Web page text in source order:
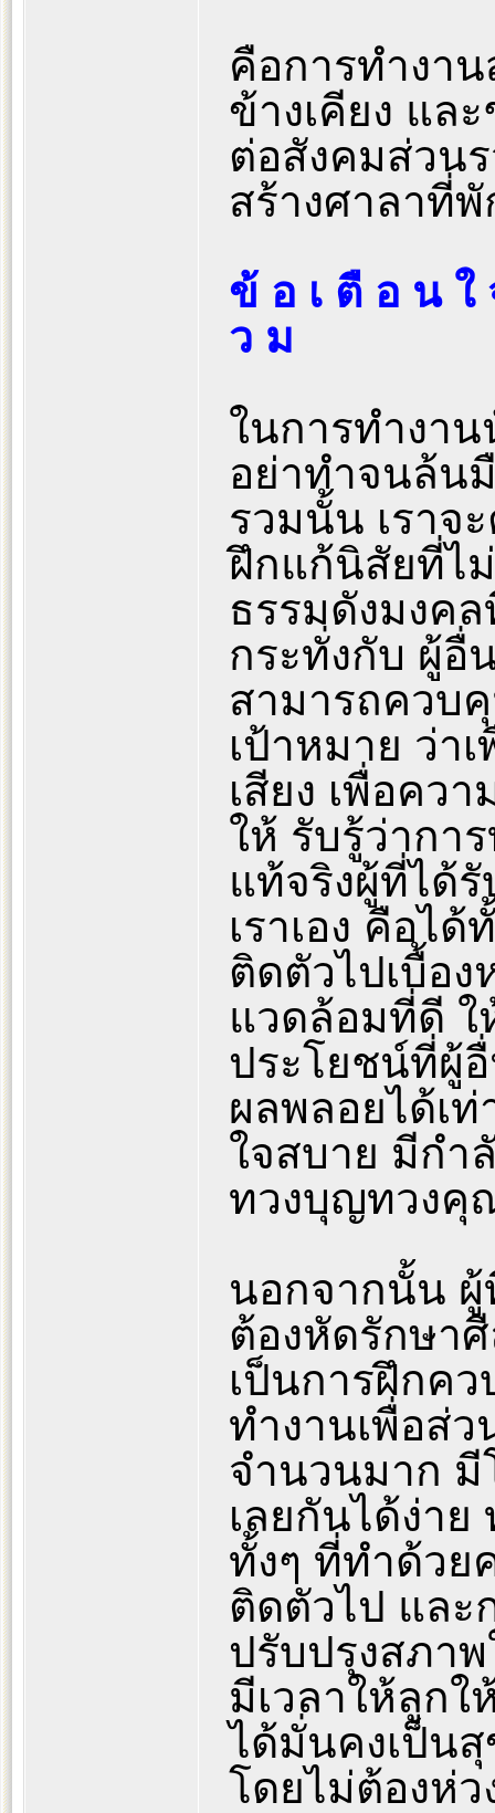
คือการทำงา
ข้างเคียง แล
ต่อสังคมส่วน
สร้างศาลาที่
ข้ อ เ ตื อ น ใ
ว ม
ในการทำงา
อย่าทำจนล้น
รวมนั้น เราจ
ฝึกแก้นิสัยที่ไ
ธรรมดังมงค
กระทั่งกับ ผู้อื่
สามารถควบ
เป้าหมาย ว่า
เสียง เพื่อคว
ให้ รับรู้ว่ากา
แท้จริงผู้ที่ได้
เราเอง คือไ
ติดตัวไปเบื้อง
แวดล้อมที่ดี ใ
ประโยชน์ที่ผู้
ผลพลอยได้เ
ใจสบาย มีกำ
ทวงบุญทวงคุ
นอกจากนั้น ผู้
ต้องหัดรักษา
เป็นการฝึกค
ทำงานเพื่อส่
จำนวนมาก มี
เลยกันได้ง่า
ทั้งๆ ที่ทำด้วย
ติดตัวไป และ
ปรับปรุงสภา
มีเวลาให้ลูก
ได้มั่นคงเป็นสุ
โดยไม่ต้องห่